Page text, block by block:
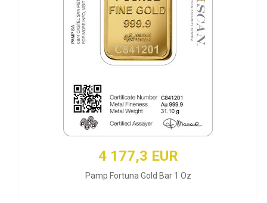
4 177,3 EUR
Pamp Fortuna Gold Bar 1 Oz